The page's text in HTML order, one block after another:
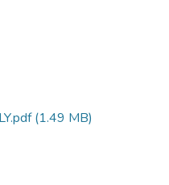
(1.49 MB)